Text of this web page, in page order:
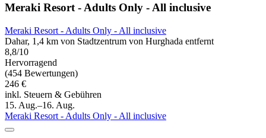
Meraki Resort - Adults Only - All inclusive
Meraki Resort - Adults Only - All inclusive
Dahar, 1,4 km von Stadtzentrum von Hurghada entfernt
8,8/10
Hervorragend
(454 Bewertungen)
246 €
inkl. Steuern & Gebühren
15. Aug.–16. Aug.
Meraki Resort - Adults Only - All inclusive